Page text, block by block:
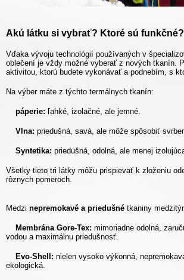
Akú látku si vybrať? Ktoré sú funkčné?
Vďaka vývoju technológií používaných v
oblečení je vždy možné vyberať z nových tkanín.
aktivitou, ktorú budete vykonávať a podnebím, s
Na výber máte z týchto termálnych tkanín:
páperie: ľahké, izolačné, ale jemné.
Vlna: priedušná, savá, ale môže spôsobiť
Syntetika: priedušná, odolná, ale menej
Všetky tieto tri látky môžu prispievať k zloženiu
rôznych pomeroch.
Medzi nepremokavé a priedušné tkaniny
Membrána Gore-Tex: mimoriadne odolná,
vodou a maximálnu priedušnosť.
Evo-Shell: nielen vysoko výkonná,
ekologická.